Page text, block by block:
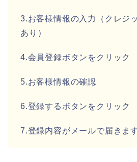
3.お客様情報の入力（クレジ
あり）
4.会員登録ボタンをクリック
5.お客様情報の確認
6.登録するボタンをクリック
7.登録内容がメールで届きます